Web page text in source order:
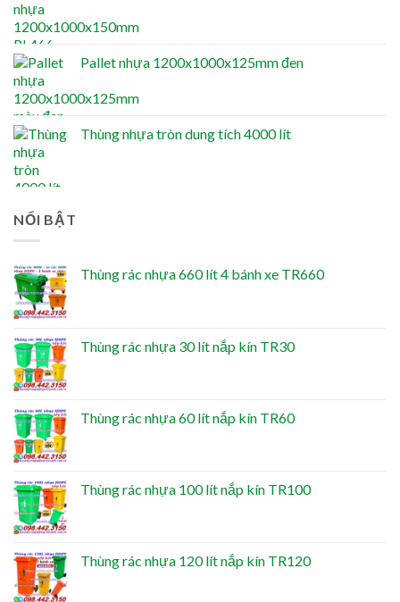
Pallet nhựa 1200x1000x125mm đen
Thùng nhựa tròn dung tích 4000 lít
NỔI BẬT
Thùng rác nhựa 660 lít 4 bánh xe TR660
Thùng rác nhựa 30 lít nắp kín TR30
Thùng rác nhựa 60 lít nắp kín TR60
Thùng rác nhựa 100 lít nắp kín TR100
Thùng rác nhựa 120 lít nắp kín TR120